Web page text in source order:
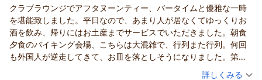
いただける宿を目指し、改善に取り組んでまいります。
この度は、貴重なお時間を割いてのご投稿、誠にありがとうご
ざいました。
（返信日：2026/07/01）
お食事のバイキングでは、お刺身やハーゲンダッツなど、種類
豊富なメニューをお楽しみいただけたようで何よりでございま
す。
また、お帰りの際のふれあいが、お子様にとって特別な体験と
なったこと、私共も大変喜ばしく存じます。
お子様の笑顔が、私共スタッフにとっても何よりの励みとなり
・大人仕様の部屋（特別室）は寝室と和室の上がり間に分かれて
おり、バルコニーからのオーシャンビューの見晴らしも◎（満潮
と干潮で異なる海の顔を楽しめます）
■気になった点：
・昨年宿泊した「龍宮亭」のビュッフェに衝撃を受け、ワンラン
龍宮城スパ・ホテル三日月 富士見亭からの返信
hiro 様
この度は、昨年に引き続き大切なお仲間との恒例行事に当館を
お選びいただき、誠にありがとうございます。
龍宮亭に続いて、今年は富士見亭でのご滞在をお楽しみいただ
クラブラウンジでアフタヌーンティー、バータイムと優雅な一時
を堪能致しました。平日なので、あまり人が居なくてゆっくりお
酒を飲み、帰りにはお土産までサービスでいただきました。朝食
夕食のバイキング会場、こちらは大混雑で、行列また行列。何回
も外国人が逆走してきて、お皿を落としそうになりました。第二
（投稿日：2026/06/07）
詳しくみる